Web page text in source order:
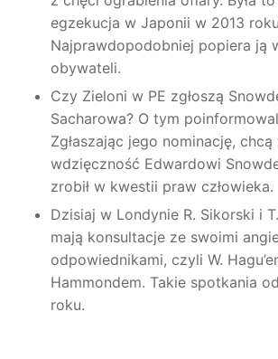
egzekucja w Japonii w 2013
Najprawdopodobniej popiera ją
obywateli.
Czy Zieloni w PE zgłoszą
Sacharowa? O tym
Zgłaszając jego nominację,
wdzięczność Edwardowi
zrobił w kwestii praw człowieka.
Dzisiaj w Londynie R. Sikorski i
mają konsultacje ze swoimi
odpowiednikami, czyli W.
Hammondem. Takie spotkania
roku.